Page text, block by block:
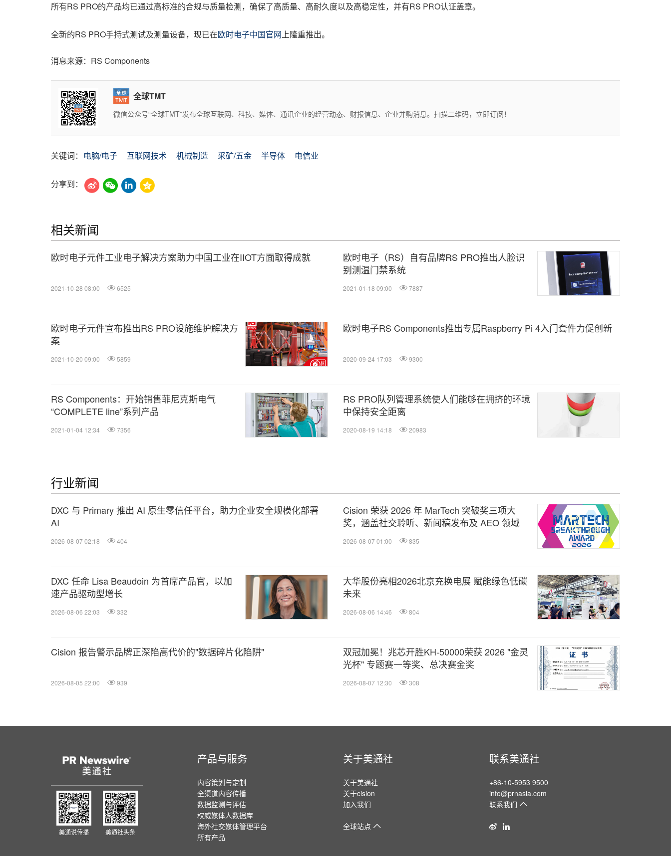
所有RS PRO的产品均已通过高标准的合规与质量检测，确保了高质量、高耐久度以及高稳定性，并有RS PRO认证盖章。
全新的RS PRO手持式测试及测量设备，现已在欧时电子中国官网上隆重推出。
消息来源：RS Components
全球TMT
微信公众号“全球TMT”发布全球互联网、科技、媒体、通讯企业的经营动态、财报信息、企业并购消息。扫描二维码，立即订阅！
关键词： 电脑/电子 互联网技术 机械制造 采矿/五金 半导体 电信业
分享到：
相关新闻
欧时电子元件工业电子解决方案助力中国工业在IIOT方面取得成就
2021-10-28 08:00 6525
欧时电子（RS）自有品牌RS PRO推出人脸识
别测温门禁系统
2021-01-18 09:00 7887
欧时电子元件宣布推出RS PRO设施维护解决方
案
2021-10-20 09:00 5859
欧时电子RS Components推出专属Raspberry Pi 4入门套件力促创新
2020-09-24 17:03 9300
RS Components：开始销售菲尼克斯电气
“COMPLETE line”系列产品
2021-01-04 12:34 7356
RS PRO队列管理系统使人们能够在拥挤的环境
中保持安全距离
2020-08-19 14:18 20983
行业新闻
DXC 与 Primary 推出 AI 原生零信任平台，助力企业安全规模化部署
AI
2026-08-07 02:18 404
Cision 荣获 2026 年 MarTech 突破奖三项大
奖，涵盖社交聆听、新闻稿发布及 AEO 领域
2026-08-07 01:00 835
DXC 任命 Lisa Beaudoin 为首席产品官，以加
速产品驱动型增长
2026-08-06 22:03 332
大华股份亮相2026北京充换电展 赋能绿色低碳
未来
2026-08-06 14:46 804
Cision 报告警示品牌正深陷高代价的"数据碎片化陷阱"
2026-08-05 22:00 939
双冠加冕！兆芯开胜KH‑50000荣获 2026 "金灵
光杯" 专题赛一等奖、总决赛金奖
2026-08-07 12:30 308
美通说传播 美通社头条
产品与服务
内容策划与定制
全渠道内容传播
数据监测与评估
权威媒体人数据库
海外社交媒体管理平台
所有产品
关于美通社
关于美通社
关于cision
加入我们
全球站点
联系美通社
+86-10-5953 9500
info@prnasia.com
联系我们